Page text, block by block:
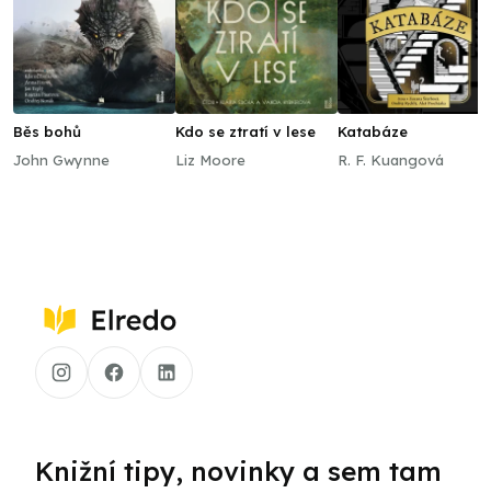
Běs bohů
John Gwynne
Kdo se ztratí v lese
Liz Moore
Katabáze
R. F. Kuangová
Knižní tipy, novinky a sem tam